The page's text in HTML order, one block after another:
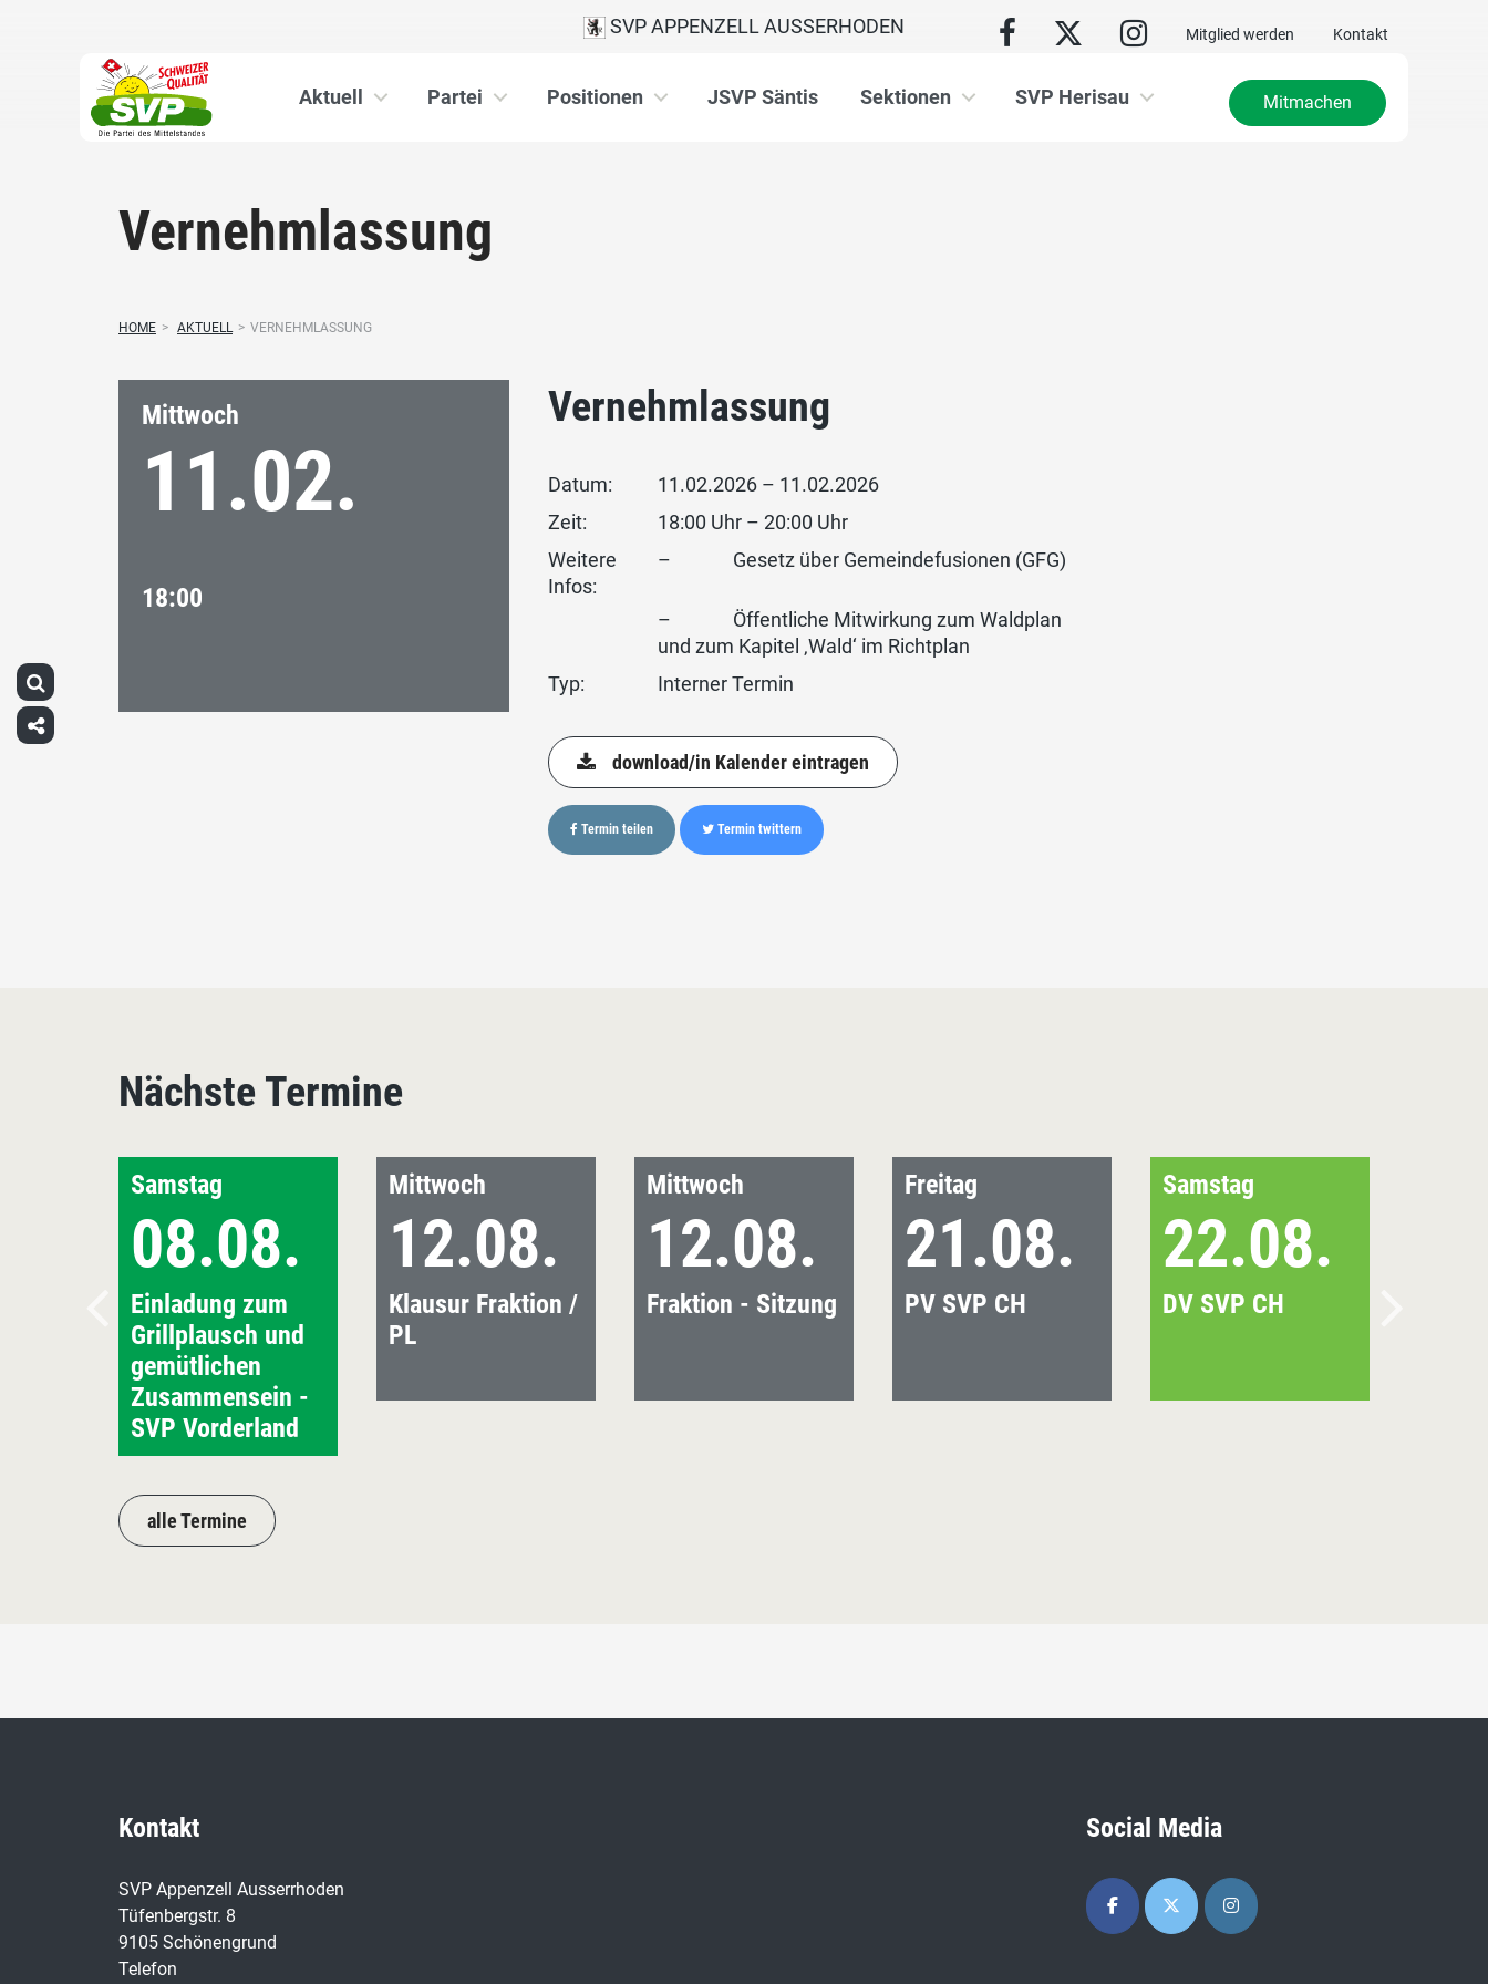
Mitglied werden Kontakt
SVP APPENZELL AUSSERHODEN
Aktuell Partei Positionen JSVP Säntis Sektionen SVP Herisau Mitmachen
Vernehmlassung
HOME > AKTUELL > VERNEHMLASSUNG
Mittwoch
11.02.
18:00
Vernehmlassung
Datum:
11.02.2026 – 11.02.2026
Zeit:
18:00 Uhr – 20:00 Uhr
Weitere
Infos:
– Gesetz über Gemeindefusionen (GFG)
– Öffentliche Mitwirkung zum Waldplan
und zum Kapitel ‚Wald‘ im Richtplan
Typ:
Interner Termin
download/in Kalender eintragen
Termin teilen Termin twittern
Nächste Termine
Samstag
08.08.
Einladung zum
Grillplausch und
gemütlichen
Zusammensein -
SVP Vorderland
Mittwoch
12.08.
Klausur Fraktion /
PL
Mittwoch
12.08.
Fraktion - Sitzung
Freitag
21.08.
PV SVP CH
Samstag
22.08.
DV SVP CH
alle Termine
Kontakt
SVP Appenzell Ausserrhoden
Tüfenbergstr. 8
9105 Schönengrund
Telefon
Social Media